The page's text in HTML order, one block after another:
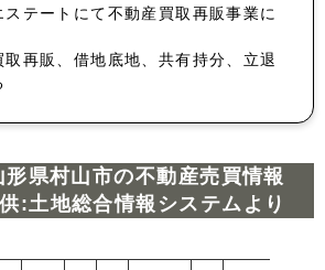
テートにて不動産買取再販事業に
取再販、借地底地、共有持分、立退
形県村山市の不動産売買情報
:土地総合情報システムより